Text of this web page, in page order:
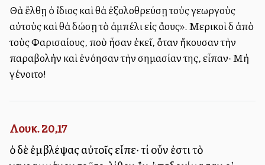
Θὰ ἔλθῃ ὁ ἴδιος καὶ θὰ ἐξολοθρεύσῃ τοὺς γεωργοὺς
αὐτοὺς καὶ θὰ δώσῃ τὸ ἀμπέλι εἰς ἄλλους». Μερικοὶ δὲ ἀπὸ
τοὺς Φαρισαίους, ποὺ ἦσαν ἐκεῖ, ὅταν ἤκουσαν τὴν
παραβολὴν καὶ ἐνόησαν τὴν σημασίαν της, εἶπαν· Μὴ
γένοιτο!
Λουκ. 20,17
ὁ δὲ ἐμβλέψας αὐτοῖς εἶπε· τί οὖν ἐστι τὸ